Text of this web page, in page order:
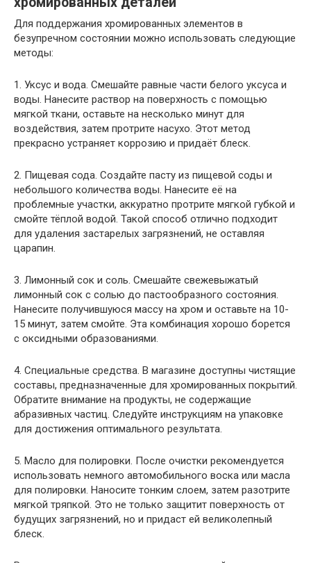
Для поддержания хромированных элементов в
безупречном состоянии можно использовать следующие
методы:
1. Уксус и вода. Смешайте равные части белого уксуса и
воды. Нанесите раствор на поверхность с помощью
мягкой ткани, оставьте на несколько минут для
воздействия, затем протрите насухо. Этот метод
прекрасно устраняет коррозию и придаёт блеск.
2. Пищевая сода. Создайте пасту из пищевой соды и
небольшого количества воды. Нанесите её на
проблемные участки, аккуратно протрите мягкой губкой и
смойте тёплой водой. Такой способ отлично подходит
для удаления застарелых загрязнений, не оставляя
царапин.
3. Лимонный сок и соль. Смешайте свежевыжатый
лимонный сок с солью до пастообразного состояния.
Нанесите получившуюся массу на хром и оставьте на 10-
15 минут, затем смойте. Эта комбинация хорошо борется
с оксидными образованиями.
4. Специальные средства. В магазине доступны чистящие
составы, предназначенные для хромированных покрытий.
Обратите внимание на продукты, не содержащие
абразивных частиц. Следуйте инструкциям на упаковке
для достижения оптимального результата.
5. Масло для полировки. После очистки рекомендуется
использовать немного автомобильного воска или масла
для полировки. Наносите тонким слоем, затем разотрите
мягкой тряпкой. Это не только защитит поверхность от
будущих загрязнений, но и придаст ей великолепный
блеск.